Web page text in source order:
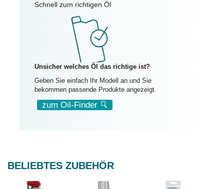
Schnell zum richtigen Öl
Unsicher welches Öl das richtige ist?
Geben Sie einfach Ihr Modell an und Sie
bekommen passende Produkte angezeigt.
zum Oil-Finder
BELIEBTES ZUBEHÖR